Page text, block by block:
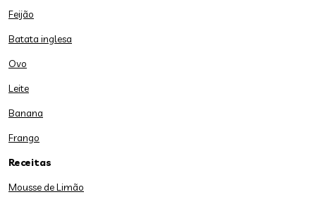
Feijão
Batata inglesa
Ovo
Leite
Banana
Frango
Receitas
Mousse de Limão